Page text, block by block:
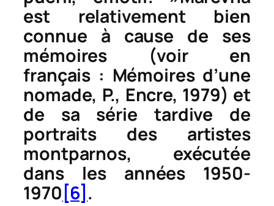
est relativement bien
connue à cause de ses
mémoires (voir en
français : Mémoires d’une
nomade, P., Encre, 1979) et
de sa série tardive de
portraits des artistes
montparnos, exécutée
dans les années 1950-
1970 [6] .